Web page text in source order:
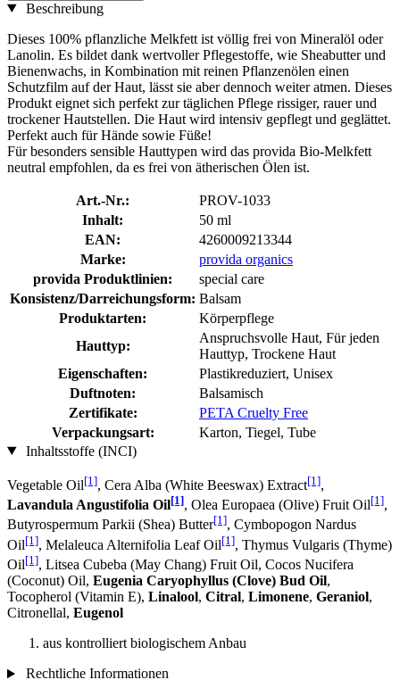
Beschreibung
Dieses 100% pflanzliche Melkfett ist völlig frei von Mineralöl oder
Lanolin. Es bildet dank wertvoller Pflegestoffe, wie Sheabutter und
Bienenwachs, in Kombination mit reinen Pflanzenölen einen
Schutzfilm auf der Haut, lässt sie aber dennoch weiter atmen. Dieses
Produkt eignet sich perfekt zur täglichen Pflege rissiger, rauer und
trockener Hautstellen. Die Haut wird intensiv gepflegt und geglättet.
Perfekt auch für Hände sowie Füße!
Für besonders sensible Hauttypen wird das provida Bio-Melkfett
neutral empfohlen, da es frei von ätherischen Ölen ist.
Art.-Nr.:
PROV-1033
Inhalt:
50 ml
EAN:
4260009213344
Marke:
provida organics
provida Produktlinien:
special care
Konsistenz/Darreichungsform: Balsam
Produktarten:
Körperpflege
Hauttyp:
Anspruchsvolle Haut, Für jeden
Hauttyp, Trockene Haut
Eigenschaften:
Plastikreduziert, Unisex
Duftnoten:
Balsamisch
Zertifikate:
PETA Cruelty Free
Verpackungsart:
Karton, Tiegel, Tube
Inhaltsstoffe (INCI)
Vegetable Oil[1], Cera Alba (White Beeswax) Extract[1],
Lavandula Angustifolia Oil[1], Olea Europaea (Olive) Fruit Oil[1],
Butyrospermum Parkii (Shea) Butter[1], Cymbopogon Nardus
Oil[1], Melaleuca Alternifolia Leaf Oil[1], Thymus Vulgaris (Thyme)
Oil[1], Litsea Cubeba (May Chang) Fruit Oil, Cocos Nucifera
(Coconut) Oil, Eugenia Caryophyllus (Clove) Bud Oil,
Tocopherol (Vitamin E), Linalool, Citral, Limonene, Geraniol,
Citronellal, Eugenol
aus kontrolliert biologischem Anbau
Rechtliche Informationen